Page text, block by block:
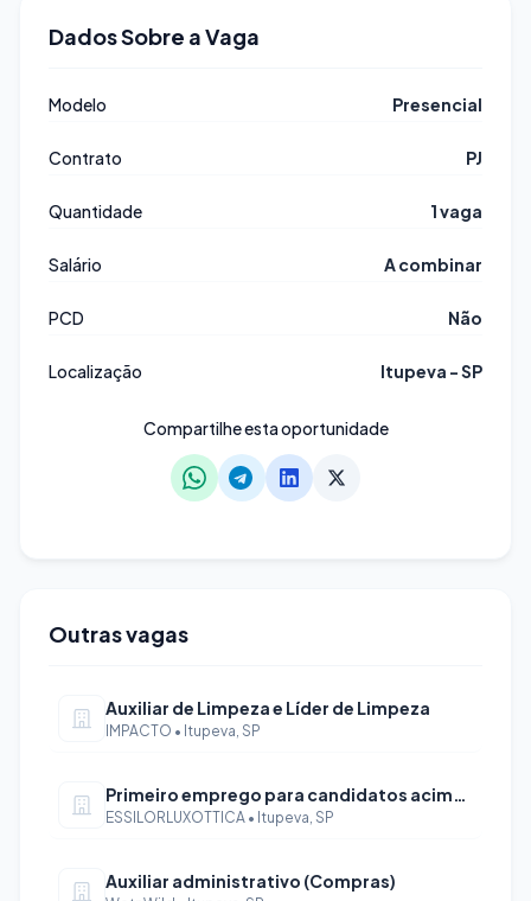
Dados Sobre a Vaga
Modelo Presencial
Contrato PJ
Quantidade 1 vaga
Salário A combinar
PCD Não
Localização Itupeva - SP
Compartilhe esta oportunidade
Outras vagas
Auxiliar de Limpeza e Líder de Limpeza
IMPACTO • Itupeva, SP
Primeiro emprego para candidatos acima de 18 anos
ESSILORLUXOTTICA • Itupeva, SP
Auxiliar administrativo (Compras)